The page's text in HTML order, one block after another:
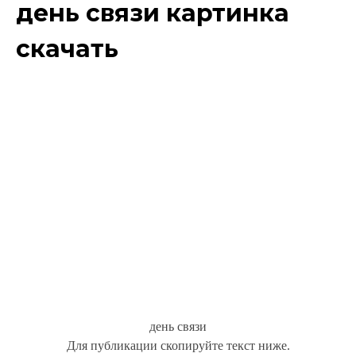
день связи картинка
скачать
день связи
Для публикации скопируйте текст ниже.